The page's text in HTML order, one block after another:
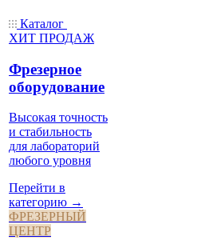
Каталог
ХИТ ПРОДАЖ
Фрезерное
оборудование
Высокая точность
и стабильность
для лабораторий
любого уровня
Перейти в
категорию →
ФРЕЗЕРНЫЙ
ЦЕНТР